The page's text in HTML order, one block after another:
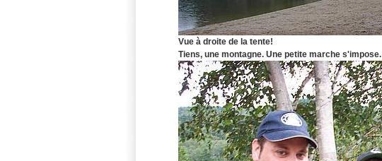
Vue à droite de la tente!
Tiens, une montagne. Une petite marche s'impose.